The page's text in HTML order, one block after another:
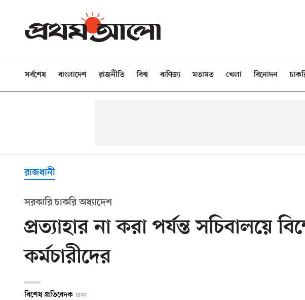
সর্বশেষ বাংলাদেশ রাজনীতি বিশ্ব বাণিজ্য মতামত খেলা বিনোদন
রাজধানী
সরকারি চাকরি অধ্যাদেশ
প্রত্যাহার না করা পর্যন্ত সচিবালয়ে
কর্মচারীদের
বিশেষ প্রতিবেদক ঢাকা